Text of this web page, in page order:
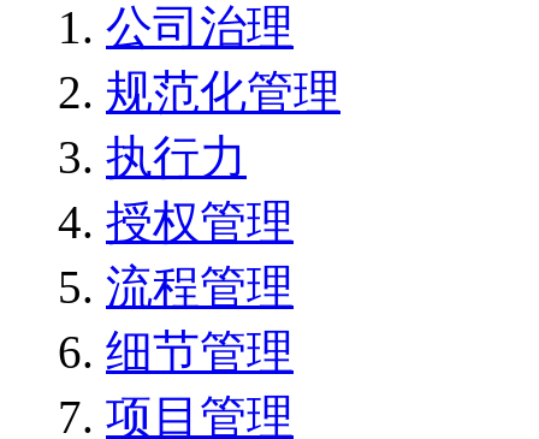
公司治理
规范化管理
执行力
授权管理
流程管理
细节管理
项目管理